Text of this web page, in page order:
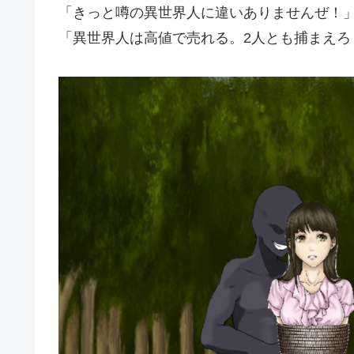
「きっと噂の異世界人に違いありませんぜ！
「異世界人は高値で売れる。2人とも捕まえ